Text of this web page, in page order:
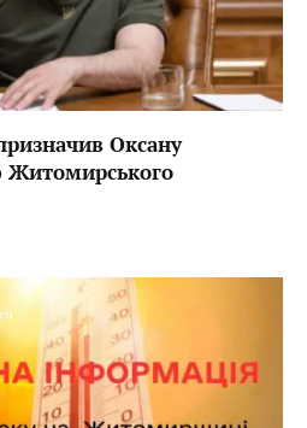
Оксану
Житомирського